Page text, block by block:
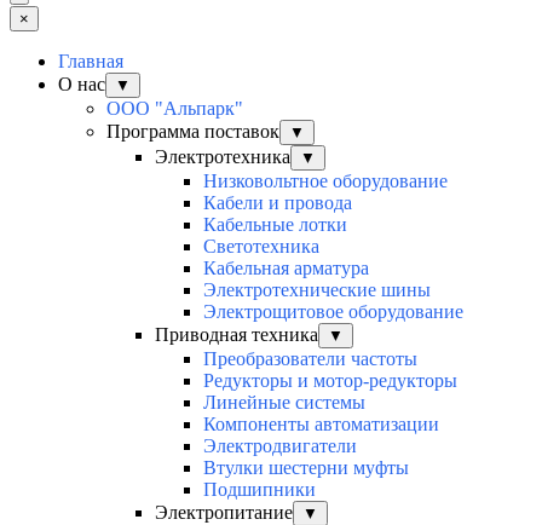
×
Главная
О нас
▼
ООО "Альпарк"
Программа поставок
▼
Электротехника ▼
Низковольтное оборудование
Кабели и провода
Кабельные лотки
Светотехника
Кабельная арматура
Электротехнические шины
Электрощитовое оборудование
Приводная техника
▼
Преобразователи частоты
Редукторы и мотор-редукторы
Линейные системы
Компоненты автоматизации
Электродвигатели
Втулки шестерни муфты
Подшипники
Электропитание
▼